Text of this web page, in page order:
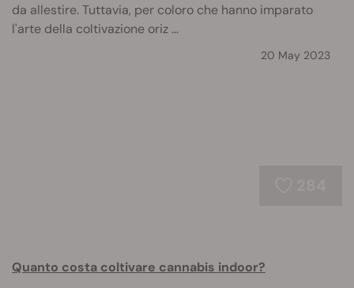
da allestire. Tuttavia, per coloro che hanno imparato
l'arte della coltivazione oriz ...
20 May 2023
Quanto costa coltivare cannabis indoor?